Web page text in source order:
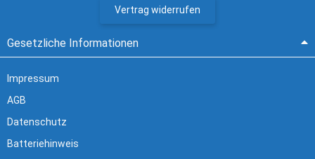
Vertrag widerrufen
Gesetzliche Informationen
Impressum
AGB
Datenschutz
Batteriehinweis